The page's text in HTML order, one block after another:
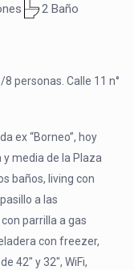
2 Baño
personas. Calle 11 n°
ex “Borneo”, hoy
y media de la Plaza
baños, living con
a las
parrilla a gas
con freezer,
42″ y 32″, WiFi,